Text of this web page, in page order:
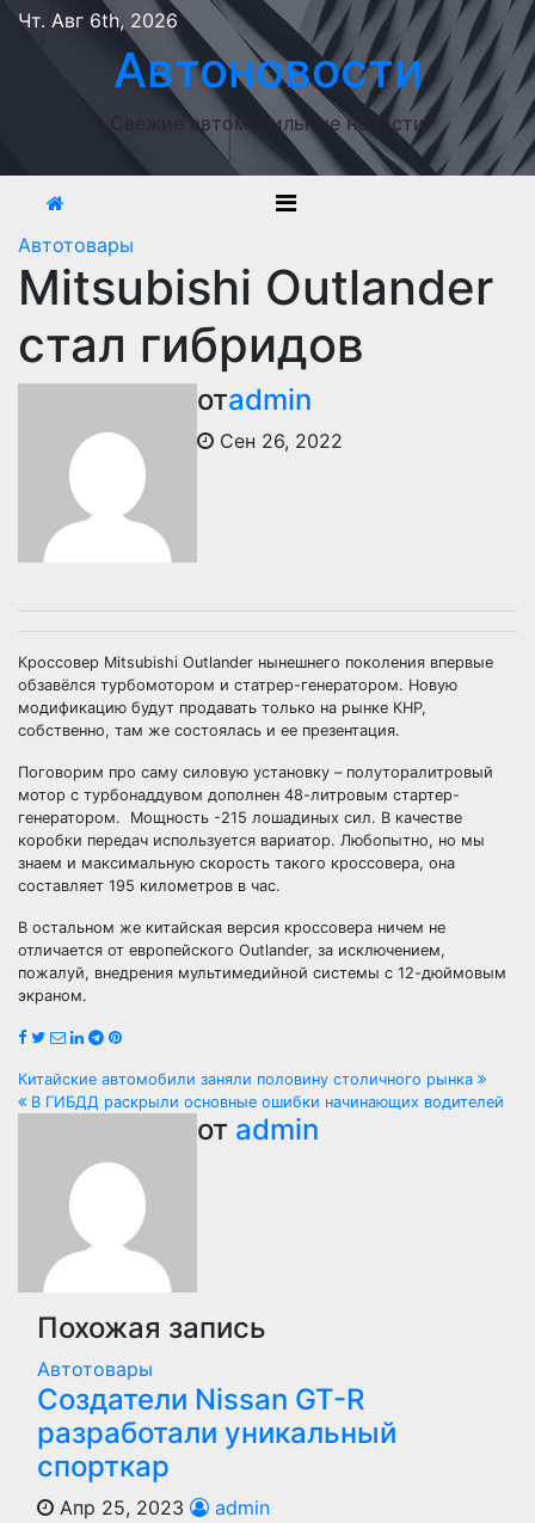
Перейти
содержимому
Чт. Авг 6th, 2026
Автоновости
Свежие автомобильные новости
Автотовары
Mitsubishi Outlander
стал гибридов
отadmin
Сен 26, 2022
Кроссовер Mitsubishi Outlander нынешнего поколения впервые
обзавёлся турбомотором и статрер-генератором. Новую
модификацию будут продавать только на рынке КНР,
собственно, там же состоялась и ее презентация.
Поговорим про саму силовую установку – полуторалитровый
мотор с турбонаддувом дополнен 48-литровым стартер-
генератором. Мощность -215 лошадиных сил. В качестве
коробки передач используется вариатор. Любопытно, но мы
знаем и максимальную скорость такого кроссовера, она
составляет 195 километров в час.
В остальном же китайская версия кроссовера ничем не
отличается от европейского Outlander, за исключением,
пожалуй, внедрения мультимедийной системы с 12-дюймовым
экраном.
Навигация
записям
Китайские автомобили заняли половину столичного рынка
В ГИБДД раскрыли основные ошибки начинающих водителей
от admin
Похожая запись
Автотовары
Создатели Nissan GT-R
разработали уникальный
спорткар
Апр 25, 2023
admin